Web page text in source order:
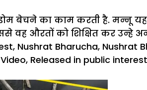
बेचने का काम करती है. मन्नू
औरतों को शिक्षित कर उन्हे
, Nushrat Bharucha, Nushrat
, Released in public interest